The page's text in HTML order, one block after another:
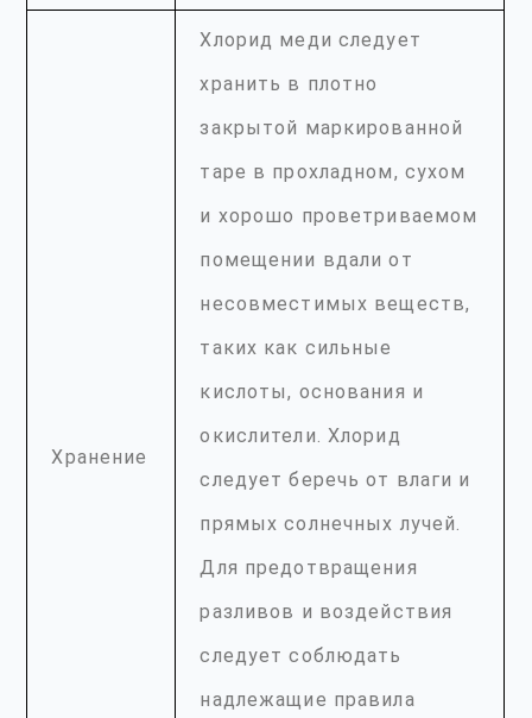
Хранение
Хлорид меди следует
хранить в плотно
закрытой маркированной
таре в прохладном, сухом
и хорошо проветриваемом
помещении вдали от
несовместимых веществ,
таких как сильные
кислоты, основания и
окислители. Хлорид
следует беречь от влаги и
прямых солнечных лучей.
Для предотвращения
разливов и воздействия
следует соблюдать
надлежащие правила